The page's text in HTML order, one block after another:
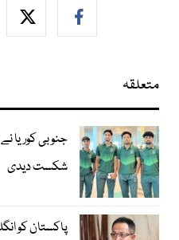
متعلقہ
شکست دیدی
پاکستان کو